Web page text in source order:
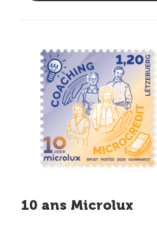
10 ans Microlux